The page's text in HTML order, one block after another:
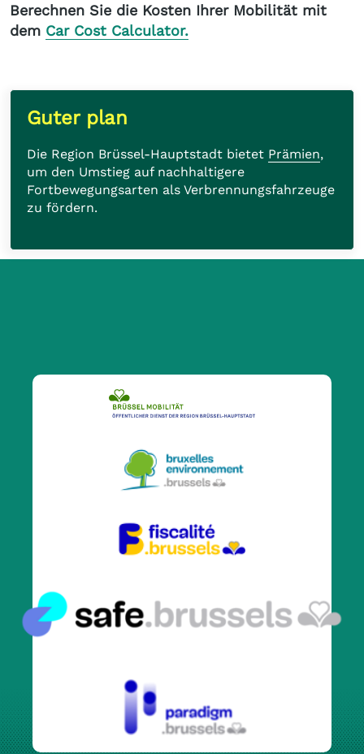
Guter plan
Die Region Brüssel-Hauptstadt bietet Prämien,
um den Umstieg auf nachhaltigere
Fortbewegungsarten als Verbrennungsfahrzeuge
zu fördern.
Berechnen Sie die Kosten Ihrer Mobilität mit
dem Car Cost Calculator.